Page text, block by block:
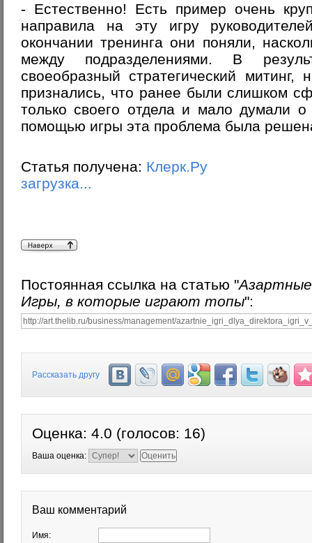
- Естественно! Есть пример очень
направила на эту игру
окончании тренинга они поняли,
между подразделениями. В
своеобразный стратегический
признались, что ранее были слишком
только своего отдела и мало думали о
помощью игры эта проблема была
Статья получена: Клерк.Ру
загрузка...
Постоянная ссылка на статью "
Игры, в которые играют топы":
Рассказать другу
Оценка: 4.0 (голосов: 16)
Ваша оценка:
Ваш комментарий
Имя: